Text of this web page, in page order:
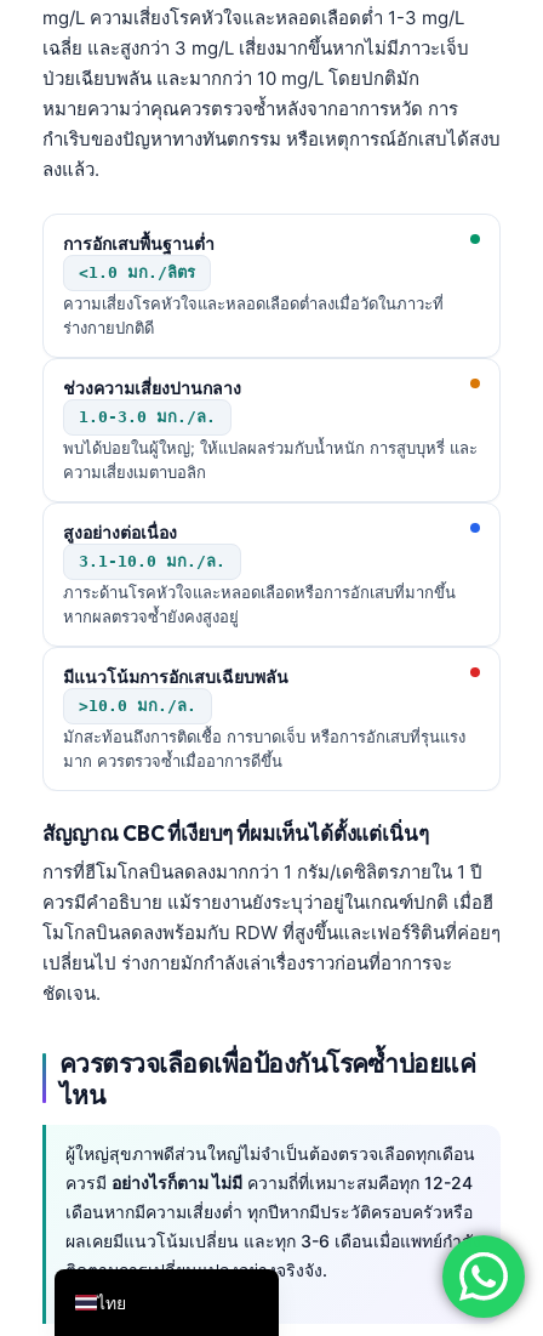
mg/L ความเสี่ยงโรคหัวใจและหลอดเลือดต่ำ 1-3 mg/L
เฉลี่ย และสูงกว่า 3 mg/L เสี่ยงมากขึ้นหากไม่มีภาวะเจ็บ
ป่วยเฉียบพลัน และมากกว่า 10 mg/L โดยปกติมัก
หมายความว่าคุณควรตรวจซ้ำหลังจากอาการหวัด การ
กำเริบของปัญหาทางทันตกรรม หรือเหตุการณ์อักเสบได้สงบ
ลงแล้ว.
การอักเสบพื้นฐานต่ำ
<1.0 มก./ลิตร
ความเสี่ยงโรคหัวใจและหลอดเลือดต่ำลงเมื่อวัดในภาวะที่
ร่างกายปกติดี
ช่วงความเสี่ยงปานกลาง
1.0-3.0 มก./ล.
พบได้บ่อยในผู้ใหญ่; ให้แปลผลร่วมกับน้ำหนัก การสูบบุหรี่ และ
ความเสี่ยงเมตาบอลิก
สูงอย่างต่อเนื่อง
3.1-10.0 มก./ล.
ภาระด้านโรคหัวใจและหลอดเลือดหรือการอักเสบที่มากขึ้น
หากผลตรวจซ้ำยังคงสูงอยู่
มีแนวโน้มการอักเสบเฉียบพลัน
>10.0 มก./ล.
มักสะท้อนถึงการติดเชื้อ การบาดเจ็บ หรือการอักเสบที่รุนแรง
มาก ควรตรวจซ้ำเมื่ออาการดีขึ้น
สัญญาณ CBC ที่เงียบๆ ที่ผมเห็นได้ตั้งแต่เนิ่นๆ
การที่ฮีโมโกลบินลดลงมากกว่า 1 กรัม/เดซิลิตรภายใน 1 ปี
ควรมีคำอธิบาย แม้รายงานยังระบุว่าอยู่ในเกณฑ์ปกติ เมื่อฮี
โมโกลบินลดลงพร้อมกับ RDW ที่สูงขึ้นและเฟอร์ริตินที่ค่อยๆ
เปลี่ยนไป ร่างกายมักกำลังเล่าเรื่องราวก่อนที่อาการจะ
ชัดเจน.
ควรตรวจเลือดเพื่อป้องกันโรคซ้ำบ่อยแค่
ไหน
ผู้ใหญ่สุขภาพดีส่วนใหญ่ไม่จำเป็นต้องตรวจเลือดทุกเดือน
ควรมี อย่างไรก็ตาม ไม่มี ความถี่ที่เหมาะสมคือทุก 12-24
เดือนหากมีความเสี่ยงต่ำ ทุกปีหากมีประวัติครอบครัวหรือ
ผลเคยมีแนวโน้มเปลี่ยน และทุก 3-6 เดือนเมื่อแพทย์กำลัง
ติดตามการเปลี่ยนแปลงอย่างจริงจัง.
ไทย
English
Deutsch
العربية
Français
עִבְרִית
Italiano
Ελληνικά
Türkçe
Română
简体中文
Български
Dansk
Nederlands
हिन्दी
Bahasa Indonesia
Հայերեն
Íslenska
Српски језик
Svenska
Bosanski
Eesti
日本語
Čeština
ქართული
Русский
Lietuvių kalba
Polski
한국어